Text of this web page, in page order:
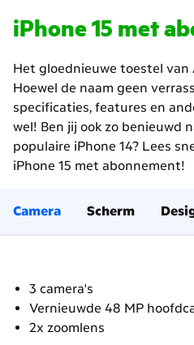
iPhone 15 met
Het gloednieuwe toestel van
Hoewel de naam geen
specificaties, features en
wel! Ben jij ook zo benieuwd
populaire iPhone 14? Lees
iPhone 15 met abonnement!
Camera Scherm
3 camera's
Vernieuwde 48 MP
2x zoomlens